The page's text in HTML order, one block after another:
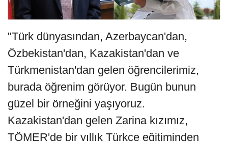
"Türk dünyasından, Azerbaycan'dan,
Özbekistan'dan, Kazakistan'dan ve
Türkmenistan'dan gelen öğrencilerimiz,
burada öğrenim görüyor. Bugün bunun
güzel bir örneğini yaşıyoruz.
Kazakistan'dan gelen Zarina kızımız,
TÖMER'de bir yıllık Türkçe eğitiminden